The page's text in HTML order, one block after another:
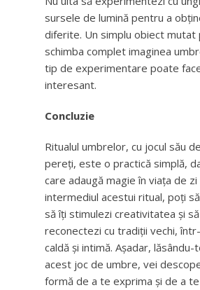
sursele de lumină pentru a
diferite. Un simplu obiect mutat
schimba complet imaginea
tip de experimentare poate
interesant.
Concluzie
Ritualul umbrelor, cu jocul său
pereți, este o practică simplă,
care adaugă magie în viața de zi
intermediul acestui ritual, poți
să îți stimulezi creativitatea și
reconectezi cu tradiții vechi,
caldă și intimă. Așadar,
acest joc de umbre, vei
formă de a te exprima și de a